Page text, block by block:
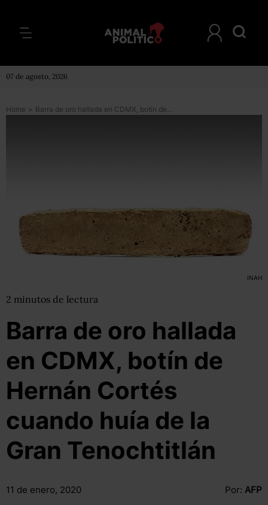
07 de agosto, 2026
Home > Barra de oro hallada en CDMX, botín de Hernán Cortés cuando huía de la Gran Tenochtitlán
INAH
2 minutos de lectura
Barra de oro hallada
en CDMX, botín de
Hernán Cortés
cuando huía de la
Gran Tenochtitlán
11 de enero, 2020 Por: AFP